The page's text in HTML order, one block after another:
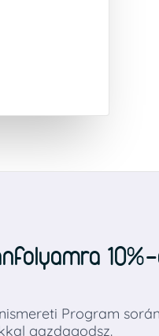
Program
gazdagodsz.